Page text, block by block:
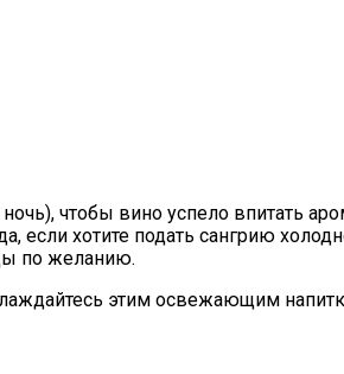
чтобы вино успело впитать
если хотите подать сангрию
по желанию.
этим освежающим